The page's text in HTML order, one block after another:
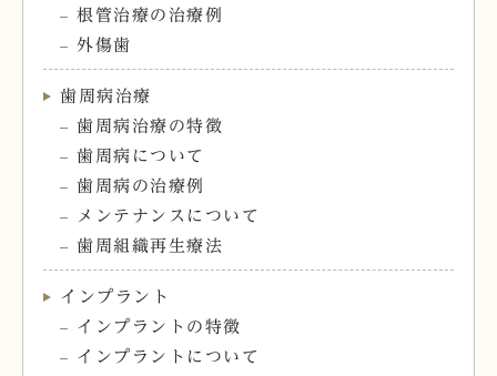
根管治療の治療例
外傷歯
歯周病治療
歯周病治療の特徴
歯周病について
歯周病の治療例
メンテナンスについて
歯周組織再生療法
インプラント
インプラントの特徴
インプラントについて